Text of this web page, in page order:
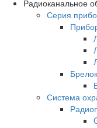
Радиоканальное
Серия
Система